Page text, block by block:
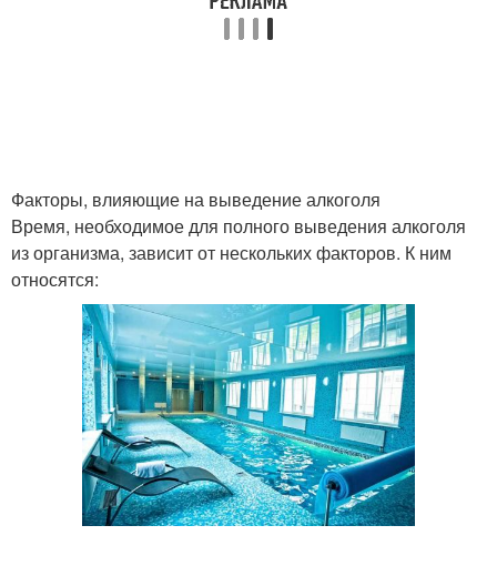
Факторы, влияющие на выведение алкоголя
Время, необходимое для полного выведения алкоголя
из организма, зависит от нескольких факторов. К ним
относятся: